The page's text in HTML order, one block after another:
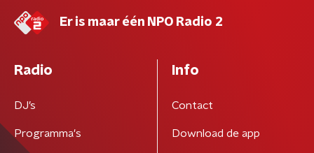
Er is maar één NPO Radio 2
Radio
DJ’s
Programma's
Info
Contact
Download de app